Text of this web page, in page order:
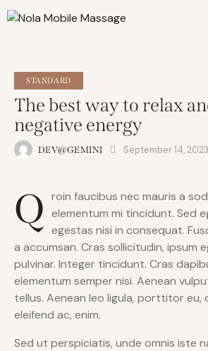
STANDARD
The best way to relax
negative energy
DEV@GEMINI September 14, 2023
Q roin faucibus nec mauris a
elementum mi tincidunt. Sed
egestas nisi in consequat.
a accumsan. Cras sollicitudin, ipsum
pulvinar. Integer tincidunt. Cras
elementum semper nisi. Aenean
tellus. Aenean leo ligula, porttitor eu,
eleifend ac, enim.
Sed ut perspiciatis, unde omnis iste